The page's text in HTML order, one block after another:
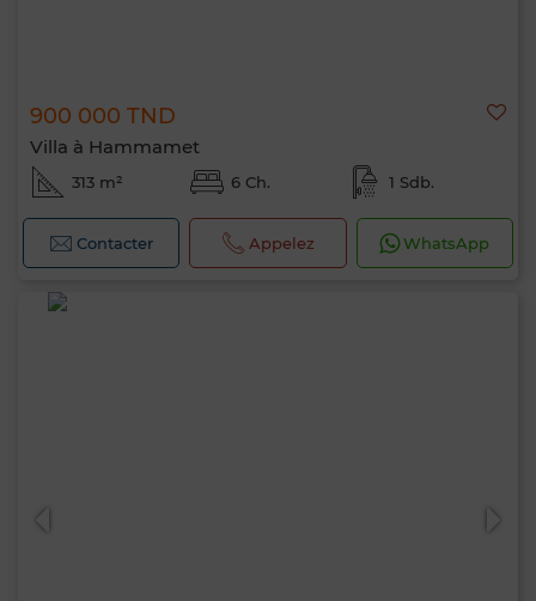
900 000 TND
Villa à Hammamet
313 m² 6 Ch. 1 Sdb.
Contacter Appelez WhatsApp